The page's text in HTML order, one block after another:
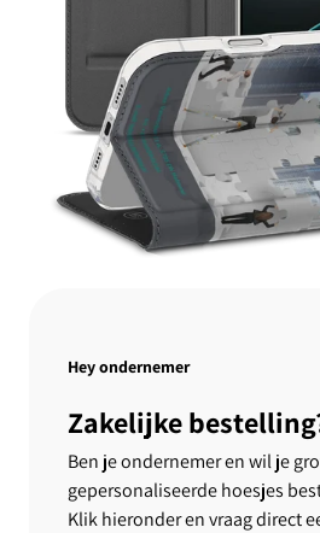
Hey ondernemer
Zakelijke
Ben je ondernemer en wil je
gepersonaliseerde hoesjes
Klik hieronder en vraag direct